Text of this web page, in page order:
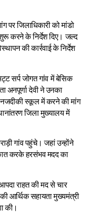
पर जिलाधिकारी को मांडो
करने के निर्देश दिए। जल्द
की कार्रवाई के निर्देश
सर्प जोगत गांव में बेसिक
अनपूर्णा देवी ने उनका
स्कूल में करने की मांग
जिला मुख्यालय में
गांव पहुंचे। जहां उन्होंने
करके हरसंभव मदद का
राहत की मद से चार
आर्थिक सहायता मुख्यमंत्री
की।